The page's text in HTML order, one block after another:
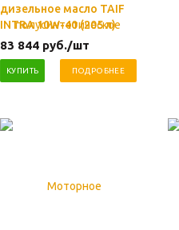
дизельное масло TAIF
INTRA 10W-40 (205 л)
83 844 руб./шт
КУПИТЬ ПОДРОБНЕЕ